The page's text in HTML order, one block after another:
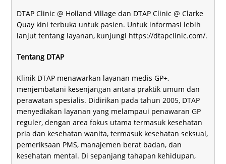
DTAP Clinic @ Holland Village dan DTAP Clinic @ Clarke
Quay kini terbuka untuk pasien. Untuk informasi lebih
lanjut tentang layanan, kunjungi https://dtapclinic.com/.
Tentang DTAP
Klinik DTAP menawarkan layanan medis GP+,
menjembatani kesenjangan antara praktik umum dan
perawatan spesialis. Didirikan pada tahun 2005, DTAP
menyediakan layanan yang melampaui penawaran GP
reguler, dengan area fokus utama termasuk kesehatan
pria dan kesehatan wanita, termasuk kesehatan seksual,
pemeriksaan PMS, manajemen berat badan, dan
kesehatan mental. Di sepanjang tahapan kehidupan,